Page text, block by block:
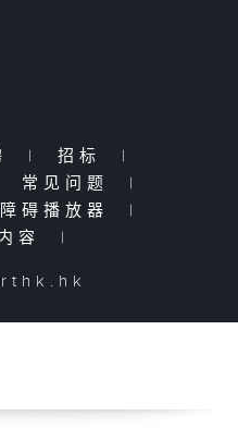
| 招标
|
常见问题
|
碍播放器
|
容
|